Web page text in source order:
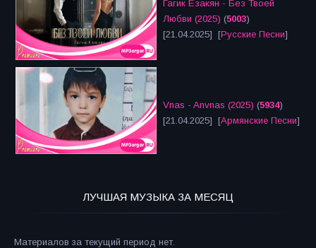
Гагик Езакян - Без Твоей
Любви (2025) (5003)
[21.04.2025] [Русские Песни]
Vnas - Anvnas (2025) (5934)
[21.04.2025] [Армянские Песни]
ЛУЧШАЯ МУЗЫКА ЗА МЕСЯЦ
Материалов за текущий период нет.